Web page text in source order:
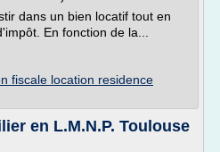
dans un bien locatif tout en
En fonction de la...
fiscale location residence
en L.M.N.P. Toulouse